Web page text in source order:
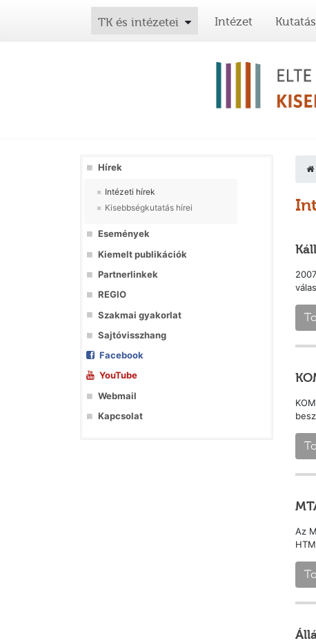
TK és intézetei Intézet Kutatás
Hírek
Intézeti hírek
Kisebbségkutatás hírei
Események
Kiemelt publikációk
Partnerlinkek
REGIO
Szakmai gyakorlat
Sajtóvisszhang
Facebook
YouTube
Webmail
Kapcsolat
Az